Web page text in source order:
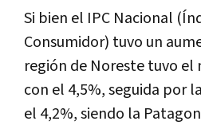
Si bien el IPC Nacional
Consumidor) tuvo un
región de Noreste tuvo
con el 4,5%, seguida por
el 4,2%, siendo la